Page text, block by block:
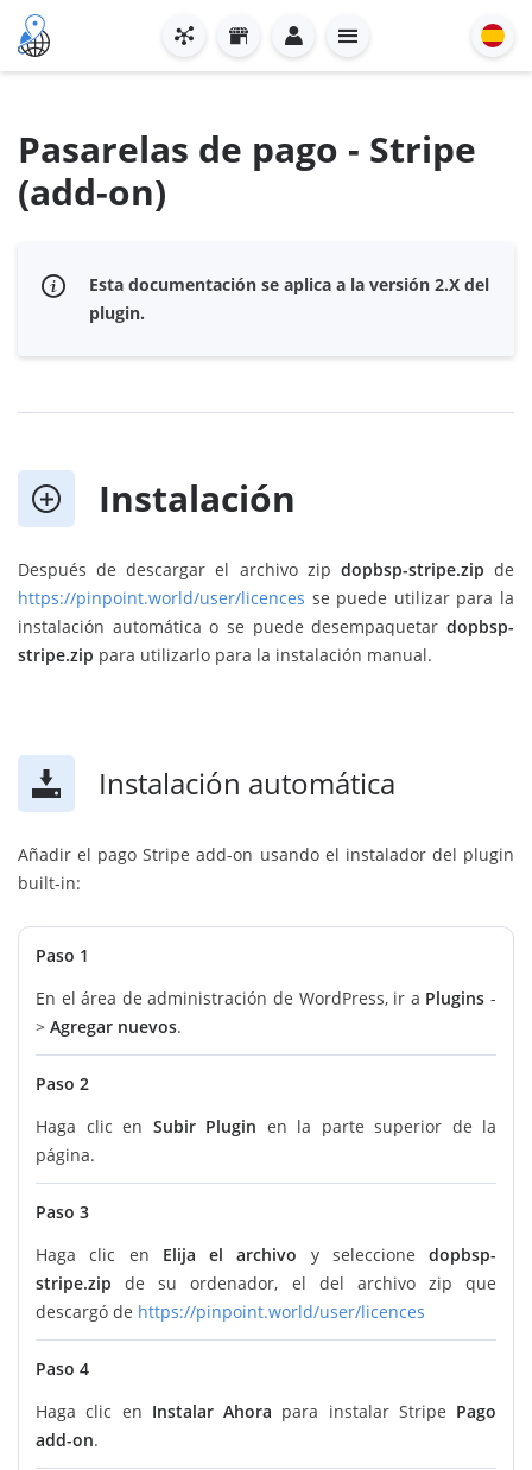
Pasarelas de pago - Stripe
(add-on)
Esta documentación se aplica a la versión 2.X del
plugin.
Instalación
Después de descargar el archivo zip dopbsp-stripe.zip de
https://pinpoint.world/user/licences se puede utilizar para la
instalación automática o se puede desempaquetar dopbsp-
stripe.zip para utilizarlo para la instalación manual.
Instalación automática
Añadir el pago Stripe add-on usando el instalador del plugin
built-in:
Paso 1
En el área de administración de WordPress, ir a Plugins -
> Agregar nuevos.
Paso 2
Haga clic en Subir Plugin en la parte superior de la
página.
Paso 3
Haga clic en Elija el archivo y seleccione dopbsp-
stripe.zip de su ordenador, el del archivo zip que
descargó de https://pinpoint.world/user/licences
Paso 4
Haga clic en Instalar Ahora para instalar Stripe Pago
add-on.